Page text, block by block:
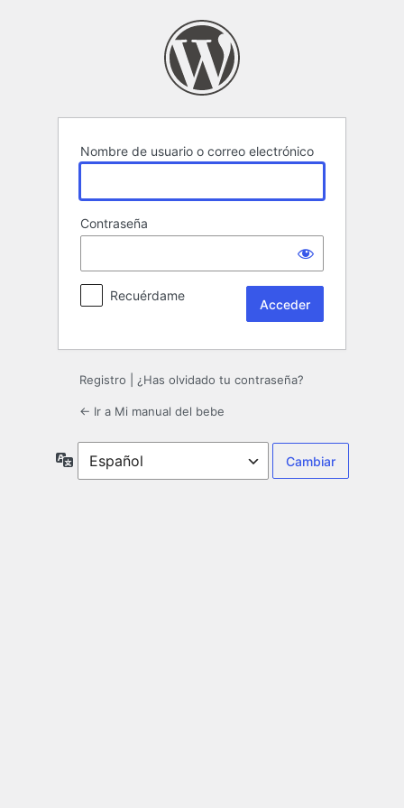
Nombre de usuario o correo electrónico
Contraseña
Recuérdame
Registro ¿Has olvidado tu contraseña?
← Ir a Mi manual del bebe
Idioma